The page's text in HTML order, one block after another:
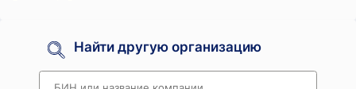
Найти другую организацию